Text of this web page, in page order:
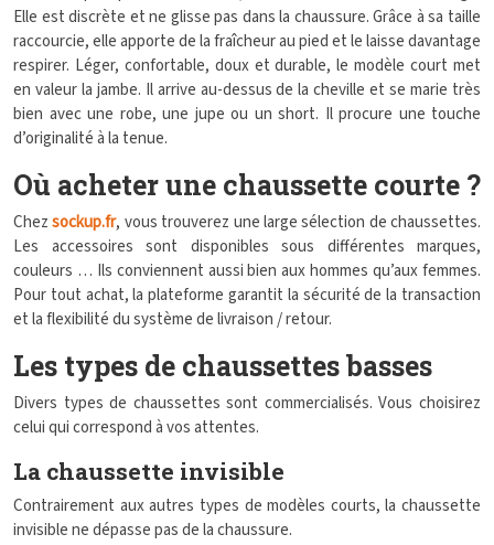
Elle est discrète et ne glisse pas dans la chaussure. Grâce à sa taille
raccourcie, elle apporte de la fraîcheur au pied et le laisse davantage
respirer. Léger, confortable, doux et durable, le modèle court met
en valeur la jambe. Il arrive au-dessus de la cheville et se marie très
bien avec une robe, une jupe ou un short. Il procure une touche
d’originalité à la tenue.
Où acheter une chaussette courte ?
Chezsockup.fr, vous trouverez une large sélection de chaussettes.
Les accessoires sont disponibles sous différentes marques,
couleurs … Ils conviennent aussi bien aux hommes qu’aux femmes.
Pour tout achat, la plateforme garantit la sécurité de la transaction
et la flexibilité du système de livraison / retour.
Les types de chaussettes basses
Divers types de chaussettes sont commercialisés. Vous choisirez
celui qui correspond à vos attentes.
La chaussette invisible
Contrairement aux autres types de modèles courts, la chaussette
invisible ne dépasse pas de la chaussure.